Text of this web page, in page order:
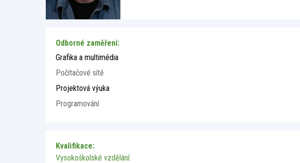
Odborné zaměření:
Grafika a multimédia
Počítačové sítě
Projektová výuka
Programování
Kvalifikace:
Vysokoškolské vzdělání: